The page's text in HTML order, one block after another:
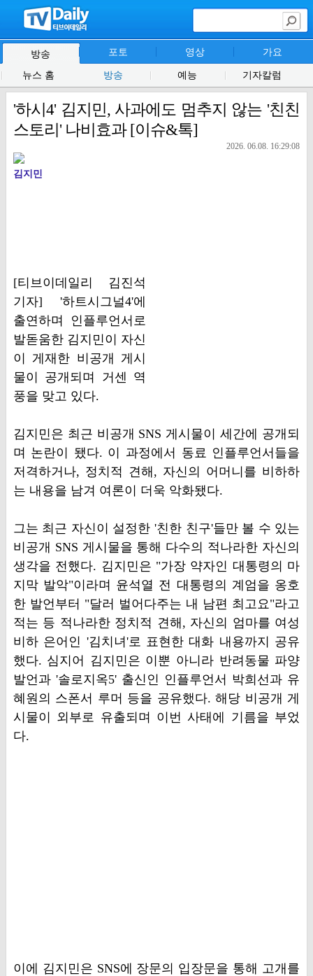
방송 포토 영상 가요
뉴스 홈 방송 예능 기자칼럼
'하시4' 김지민, 사과에도 멈추지 않는 '친친
스토리' 나비효과 [이슈&톡]
2026. 06.08. 16:29:08
김지민
[티브이데일리 김진석
기자] '하트시그널4'에
출연하며 인플루언서로
발돋움한 김지민이 자신
이 게재한 비공개 게시
물이 공개되며 거센 역
풍을 맞고 있다.
김지민은 최근 비공개 SNS 게시물이 세간에 공개되
며 논란이 됐다. 이 과정에서 동료 인플루언서들을
저격하거나, 정치적 견해, 자신의 어머니를 비하하
는 내용을 남겨 여론이 더욱 악화됐다.
그는 최근 자신이 설정한 '친한 친구'들만 볼 수 있는
비공개 SNS 게시물을 통해 다수의 적나라한 자신의
생각을 전했다. 김지민은 "가장 약자인 대통령의 마
지막 발악"이라며 윤석열 전 대통령의 계엄을 옹호
한 발언부터 "달러 벌어다주는 내 남편 최고요"라고
적는 등 적나라한 정치적 견해, 자신의 엄마를 여성
비하 은어인 '김치녀'로 표현한 대화 내용까지 공유
했다. 심지어 김지민은 이뿐 아니라 반려동물 파양
발언과 '솔로지옥5' 출신인 인플루언서 박희선과 유
혜원의 스폰서 루머 등을 공유했다. 해당 비공개 게
시물이 외부로 유출되며 이번 사태에 기름을 부었
다.
이에 김지민은 SNS에 장문의 입장문을 통해 고개를